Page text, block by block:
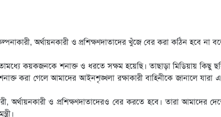
অর্থায়নকারী ও প্রশিক্ষণদাতাদের খুঁজে বের করা কঠিন হবে না
কয়কজনকে শনাক্ত ও ধরতে সক্ষম হয়েছি। তাছাড়া মিডিয়ায় কিছু
করা গেলে আমাদের আইনশৃঙ্খলা রক্ষাকারী বাহিনীকে জানালে যারা
অর্থায়নকারী ও প্রশিক্ষণদাতাদেরও বের করতে হবে। তারা আমাদের